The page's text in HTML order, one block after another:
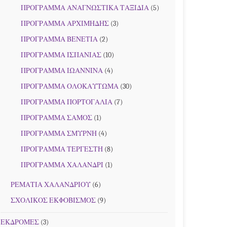
ΠΡΟΓΡΑΜΜΑ ΑΝΑΓΝΩΣΤΙΚΑ ΤΑΞΙΔΙΑ (5)
ΠΡΟΓΡΑΜΜΑ ΑΡΧΙΜΗΔΗΣ (3)
ΠΡΟΓΡΑΜΜΑ ΒΕΝΕΤΙΑ (2)
ΠΡΟΓΡΑΜΜΑ ΙΣΠΑΝΙΑΣ (10)
ΠΡΟΓΡΑΜΜΑ ΙΩΑΝΝΙΝΑ (4)
ΠΡΟΓΡΑΜΜΑ ΟΛΟΚΑΥΤΩΜΑ (30)
ΠΡΟΓΡΑΜΜΑ ΠΟΡΤΟΓΑΛΙΑ (7)
ΠΡΟΓΡΑΜΜΑ ΣΑΜΟΣ (1)
ΠΡΟΓΡΑΜΜΑ ΣΜΥΡΝΗ (4)
ΠΡΟΓΡΑΜΜΑ ΤΕΡΓΕΣΤΗ (8)
ΠΡΟΓΡΑΜΜΑ ΧΑΛΑΝΔΡΙ (1)
ΡΕΜΑΤΙΑ ΧΑΛΑΝΔΡΙΟΥ (6)
ΣΧΟΛΙΚΟΣ ΕΚΦΟΒΙΣΜΟΣ (9)
ΕΚΔΡΟΜΕΣ (3)